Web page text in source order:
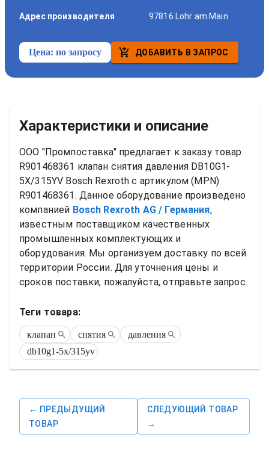
Адрес производителя 97816 Lohr am Main
Цена: по запросу ДОБАВИТЬ В ЗАПРОС
Характеристики и описание
ООО "Промпоставка" предлагает к заказу товар
R901468361 клапан снятия давления DB10G1-
5X/315YV Bosch Rexroth
R901468361. Данное оборудование произведено
компанией Bosch Rexroth AG / Германия,
известным поставщиком качественных
промышленных комплектующих и
оборудования. Мы организуем доставку по всей
территории России. Для уточнения цены и
сроков поставки, пожалуйста, отправьте запрос.
Теги товара:
клапан снятия
давления
db10g1-5x/315yv
← ПРЕДЫДУЩИЙ
ТОВАР
СЛЕДУЮЩИЙ ТОВАР
→